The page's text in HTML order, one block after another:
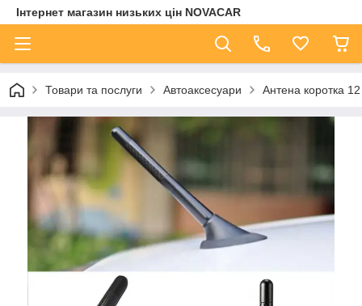
Інтернет магазин низьких цін NOVACAR
Товари та послуги Автоаксесуари Антена коротка